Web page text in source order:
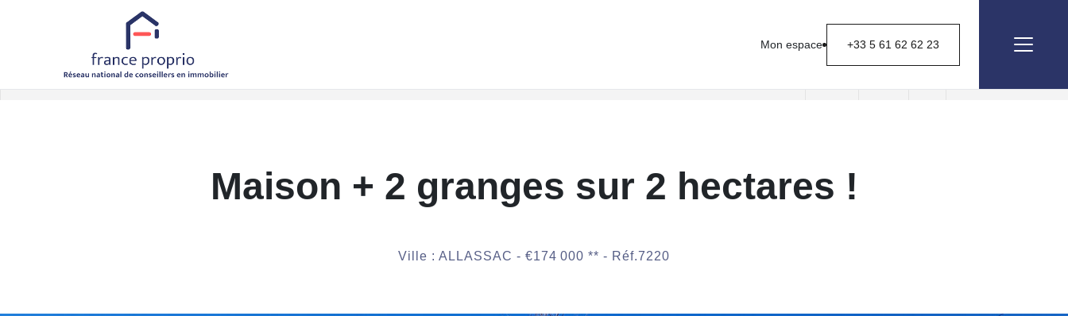
Mon espace +33 5 61 62 62 23
A vendreMaison
Retour aux biens
Maison + 2 granges sur 2 hectares !
Ville : ALLASSAC - €174 000 ** - Réf.7220